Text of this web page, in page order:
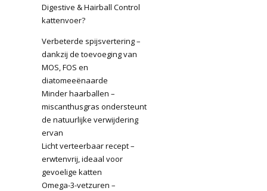
Digestive & Hairball Control
kattenvoer?
Verbeterde spijsvertering –
dankzij de toevoeging van
MOS, FOS en
diatomeeënaarde
Minder haarballen –
miscanthusgras ondersteunt
de natuurlijke verwijdering
ervan
Licht verteerbaar recept –
erwtenvrij, ideaal voor
gevoelige katten
Omega-3-vetzuren –